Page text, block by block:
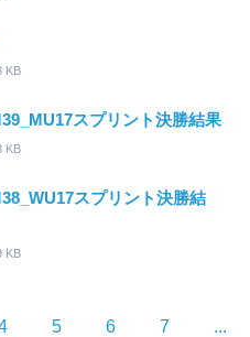
KB
スプリント決勝結果
KB
スプリント決勝結
KB
5 6 7 ...